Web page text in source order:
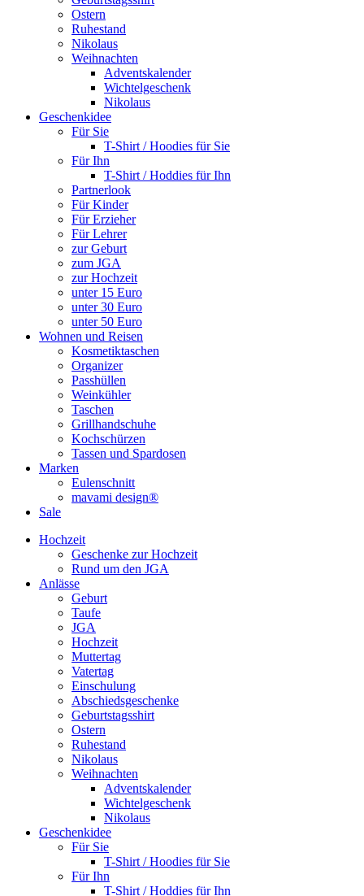
Ostern
Ruhestand
Nikolaus
Weihnachten
Adventskalender
Wichtelgeschenk
Nikolaus
Geschenkidee
Für Sie
T-Shirt / Hoodies für Sie
Für Ihn
T-Shirt / Hoddies für Ihn
Partnerlook
Für Kinder
Für Erzieher
Für Lehrer
zur Geburt
zum JGA
zur Hochzeit
unter 15 Euro
unter 30 Euro
unter 50 Euro
Wohnen und Reisen
Kosmetiktaschen
Organizer
Passhüllen
Weinkühler
Taschen
Grillhandschuhe
Kochschürzen
Tassen und Spardosen
Marken
Eulenschnitt
mavami design®
Sale
Hochzeit
Geschenke zur Hochzeit
Rund um den JGA
Anlässe
Geburt
Taufe
JGA
Hochzeit
Muttertag
Vatertag
Einschulung
Abschiedsgeschenke
Geburtstagsshirt
Ostern
Ruhestand
Nikolaus
Weihnachten
Adventskalender
Wichtelgeschenk
Nikolaus
Geschenkidee
Für Sie
T-Shirt / Hoodies für Sie
Für Ihn
T-Shirt / Hoddies für Ihn